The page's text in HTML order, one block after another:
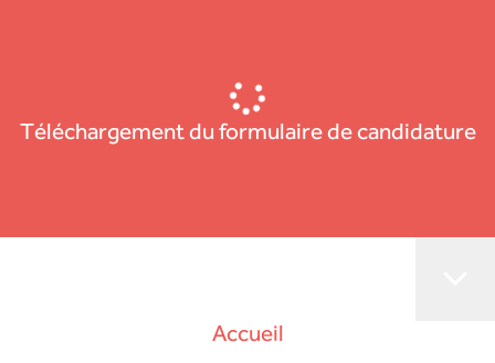
Téléchargement du formulaire de candidature
Accueil